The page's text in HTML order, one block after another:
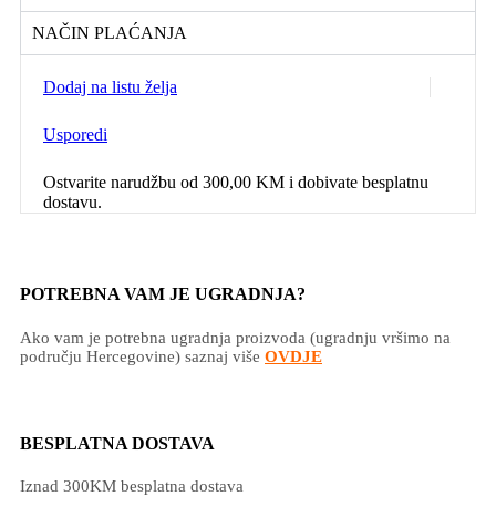
NAČIN PLAĆANJA
Dodaj na listu želja
Usporedi
Ostvarite narudžbu od 300,00 KM i dobivate besplatnu
dostavu.
POTREBNA VAM JE UGRADNJA?
Ako vam je potrebna ugradnja proizvoda (ugradnju vršimo na
području Hercegovine) saznaj više OVDJE
BESPLATNA DOSTAVA
Iznad 300KM besplatna dostava​